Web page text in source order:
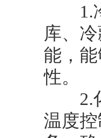
1.冷
库、
能，
性。
2.化
温度